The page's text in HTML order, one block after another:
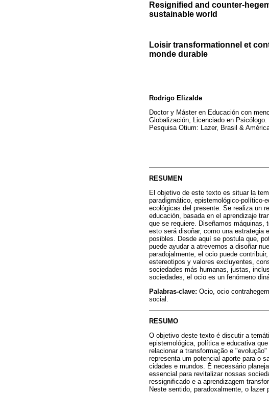
Resignified and counter-
sustainable world
Loisir transformationnel et
monde durable
Rodrigo Elizalde
Doctor y Máster en Educación con
Globalización, Licenciado en
Pesquisa Otium: Lazer, Brasil &
RESUMEN
El objetivo de este texto es situar la
paradigmático, epistemológico-político-
ecológicas del presente. Se realiza un
educación, basada en el aprendizaje
que se requiere. Diseñamos
esto será disoñar, como una estrategia
posibles. Desde aquí se postula que,
puede ayudar a atrevernos a disoñar
paradojalmente, el ocio puede
estereotipos y valores excluyentes,
sociedades más humanas, justas,
sociedades, el ocio es un fenómeno
Palabras-clave: Ocio, ocio
social.
RESUMO
O objetivo deste texto é discutir a
epistemológica, política e educativa
relacionar a transformação e
representa um potencial aporte para o
cidades e mundos. É necessário
essencial para revitalizar nossas
ressignificado e a aprendizagem
Neste sentido, paradoxalmente, o